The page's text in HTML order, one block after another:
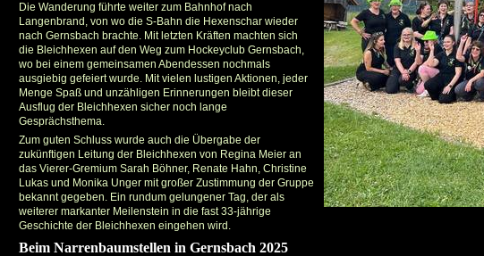
Die Wanderung führte weiter zum Bahnhof nach
Langenbrand, von wo die S-Bahn die Hexenschar wieder
nach Gernsbach brachte. Mit letzten Kräften machten sich
die Bleichhexen auf den Weg zum Hockeyclub Gernsbach,
wo bei einem gemeinsamen Abendessen nochmals
ausgiebig gefeiert wurde. Mit vielen lustigen Aktionen, jeder
Menge Spaß und unzähligen Erinnerungen bleibt dieser
Ausflug der Bleichhexen sicher noch lange
Gesprächsthema.
Zum guten Schluss wurde auch die Übergabe der
zukünftigen Leitung der Bleichhexen von Regina Meier an
das Vierer-Gremium Sarah Böhner, Renate Hahn, Christine
Lukas und Monika Unger mit großer Zustimmung der Gruppe
bekannt gegeben. Ein rundum gelungener Tag, der als
weiterer markanter Meilenstein in die fast 33-jährige
Geschichte der Bleichhexen eingehen wird.
Beim Narrenbaumstellen in Gernsbach 2025